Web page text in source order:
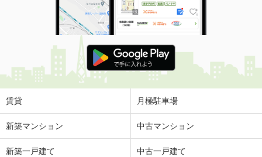
賃貸 月極駐車場
新築マンション 中古マンション
新築一戸建て 中古一戸建て